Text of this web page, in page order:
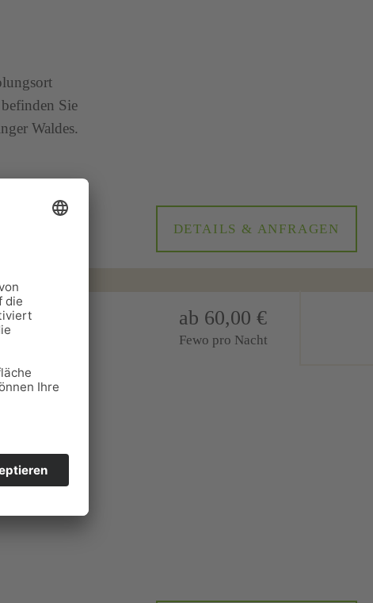
Sie
Waldes.
DETAILS & ANFRAGEN
Top-
ab 60,00 €
Fewo pro Nacht